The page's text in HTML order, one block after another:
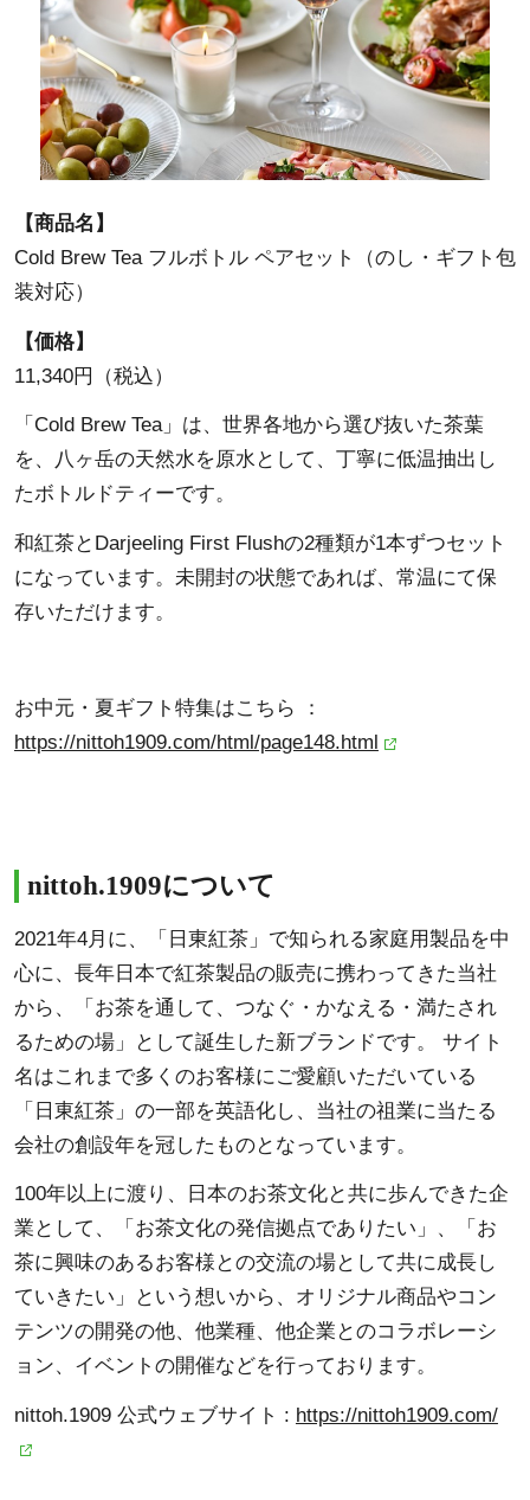
【商品名】
Cold Brew Tea フルボトル ペアセット（のし・ギフト包
装対応）
【価格】
11,340円（税込）
「Cold Brew Tea」は、世界各地から選び抜いた茶葉
を、八ヶ岳の天然水を原水として、丁寧に低温抽出し
たボトルドティーです。
和紅茶とDarjeeling First Flushの2種類が1本ずつセット
になっています。未開封の状態であれば、常温にて保
存いただけます。
お中元・夏ギフト特集はこちら ：
https://nittoh1909.com/html/page148.html
nittoh.1909について
2021年4月に、「日東紅茶」で知られる家庭用製品を中
心に、長年日本で紅茶製品の販売に携わってきた当社
から、「お茶を通して、つなぐ・かなえる・満たされ
るための場」として誕生した新ブランドです。 サイト
名はこれまで多くのお客様にご愛顧いただいている
「日東紅茶」の一部を英語化し、当社の祖業に当たる
会社の創設年を冠したものとなっています。
100年以上に渡り、日本のお茶文化と共に歩んできた企
業として、「お茶文化の発信拠点でありたい」、「お
茶に興味のあるお客様との交流の場として共に成長し
ていきたい」という想いから、オリジナル商品やコン
テンツの開発の他、他業種、他企業とのコラボレーシ
ョン、イベントの開催などを行っております。
nittoh.1909 公式ウェブサイト : https://nittoh1909.com/